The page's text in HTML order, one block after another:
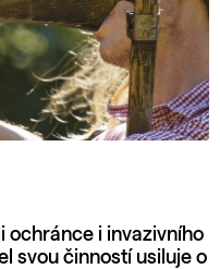
ochránce i invazivního
svou činností usiluje o